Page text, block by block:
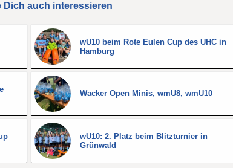
Dich auch interessieren
wU10 beim Rote Eulen Cup des UHC in
Hamburg
Wacker Open Minis, wmU8, wmU10
wU10: 2. Platz beim Blitzturnier in
Grünwald